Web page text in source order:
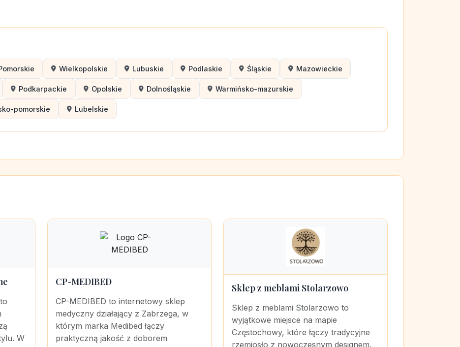
Wielkopolskie Lubuskie Podlaskie Śląskie Mazowieckie
Podkarpackie Opolskie Dolnośląskie Warmińsko-mazurskie
pomorskie Lubelskie
W
CP-MEDIBED
CP-MEDIBED to internetowy sklep
medyczny działający z Zabrzega, w
którym marka Medibed łączy
praktyczną jakość z doborem
Sklep z meblami Stolarzowo
Sklep z meblami Stolarzowo to
wyjątkowe miejsce na mapie
Częstochowy, które łączy tradycyjne
rzemiosło z nowoczesnym designem.